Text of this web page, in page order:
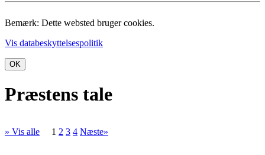
Bemærk: Dette websted bruger cookies.
Vis databeskyttelsespolitik
OK
Præstens tale
» Vis alle 1 2 3 4 Næste»